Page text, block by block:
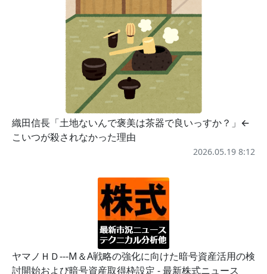
織田信長「土地ないんで褒美は茶器で良いっすか？」←
こいつが殺されなかった理由
2026.05.19 8:12
ヤマノＨＤ---M＆A戦略の強化に向けた暗号資産活用の検
討開始および暗号資産取得枠設定 - 最新株式ニュース